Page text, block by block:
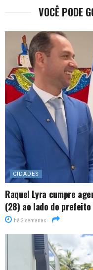
VOCÊ PODE
CIDADES
Raquel Lyra cumpre
(28) ao lado do
há 2 semanas